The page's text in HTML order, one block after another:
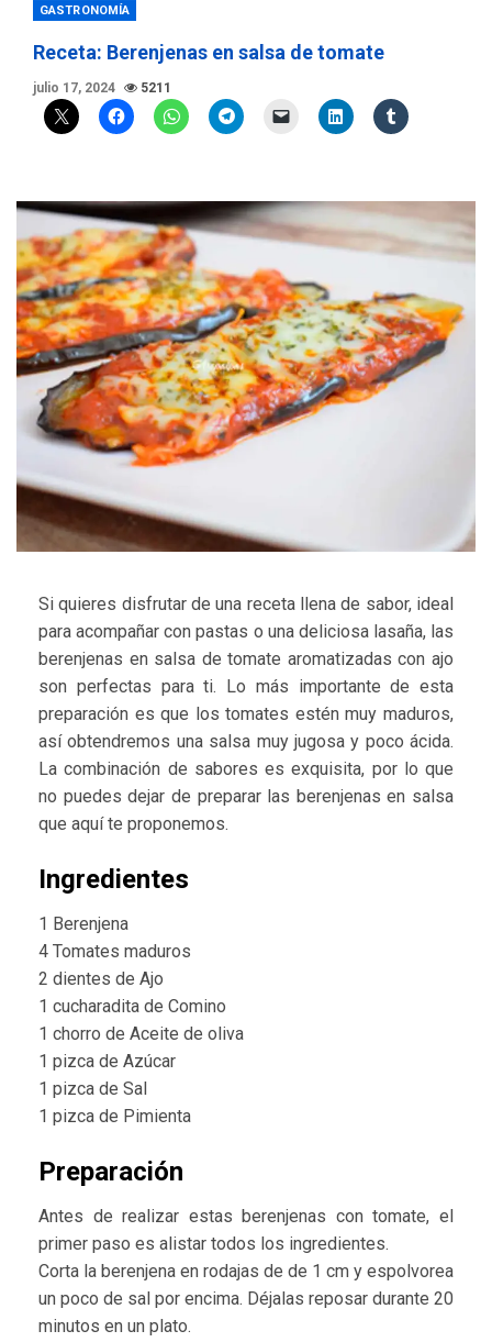
GASTRONOMÍA
Receta: Berenjenas en salsa de tomate
julio 17, 2024 5211
Si quieres disfrutar de una receta llena de sabor, ideal
para acompañar con pastas o una deliciosa lasaña, las
berenjenas en salsa de tomate aromatizadas con ajo
son perfectas para ti. Lo más importante de esta
preparación es que los tomates estén muy maduros,
así obtendremos una salsa muy jugosa y poco ácida.
La combinación de sabores es exquisita, por lo que
no puedes dejar de preparar las berenjenas en salsa
que aquí te proponemos.
Ingredientes
1 Berenjena
4 Tomates maduros
2 dientes de Ajo
1 cucharadita de Comino
1 chorro de Aceite de oliva
1 pizca de Azúcar
1 pizca de Sal
1 pizca de Pimienta
Preparación
Antes de realizar estas berenjenas con tomate, el
primer paso es alistar todos los ingredientes.
Corta la berenjena en rodajas de de 1 cm y espolvorea
un poco de sal por encima. Déjalas reposar durante 20
minutos en un plato.